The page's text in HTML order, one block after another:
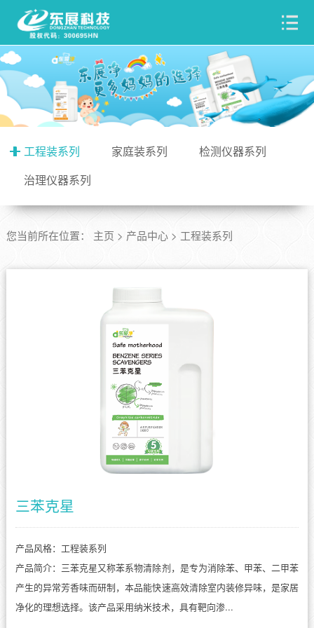
工程装系列 家庭装系列
检测仪器系列
治理仪器系列
您当前所在位置： 主页 > 产品中心> 工程装系列
三苯克星
产品风格：工程装系列
产品简介：三苯克星又称苯系物清除剂，是专为消除苯、甲苯、二甲苯
产生的异常芳香味而研制，本品能快速高效清除室内装修异味，是家居
净化的理想选择。该产品采用纳米技术，具有靶向渗...